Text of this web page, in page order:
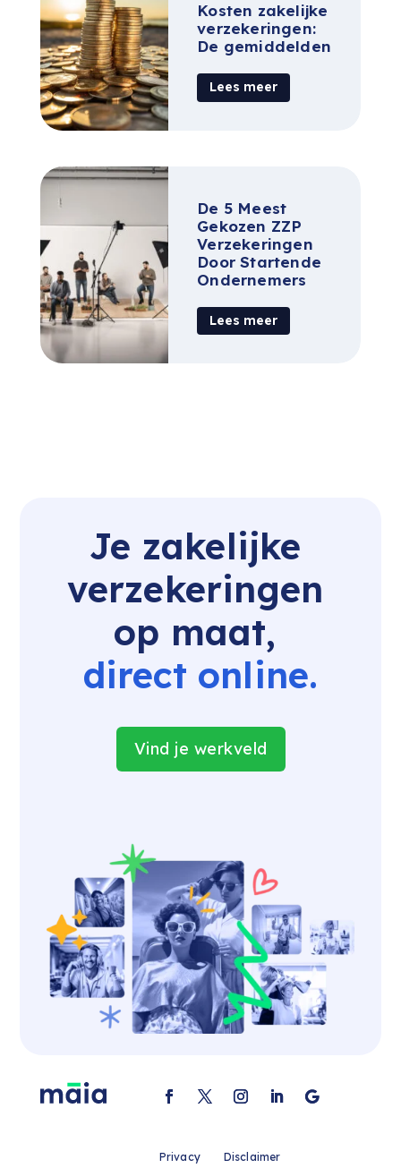
Kosten zakelijke
verzekeringen:
De gemiddelden
Lees meer
De 5 Meest
Gekozen ZZP
Verzekeringen
Door Startende
Ondernemers
Lees meer
Je zakelijke
verzekeringen
op maat,
direct online.
Vind je werkveld
Privacy Disclaimer